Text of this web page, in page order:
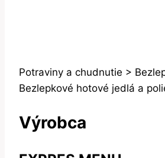
Potraviny a chudnutie >
Bezlepkové hotové jedlá a
Výrobca